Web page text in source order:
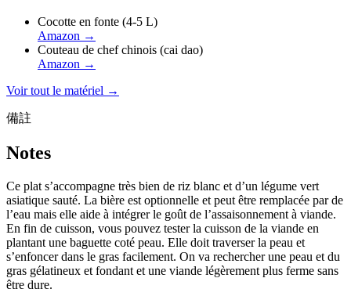
Cocotte en fonte (4-5 L)
Amazon →
Couteau de chef chinois (cai dao)
Amazon →
Voir tout le matériel →
備註
Notes
Ce plat s’accompagne très bien de riz blanc et d’un légume vert
asiatique sauté. La bière est optionnelle et peut être remplacée par de
l’eau mais elle aide à intégrer le goût de l’assaisonnement à viande.
En fin de cuisson, vous pouvez tester la cuisson de la viande en
plantant une baguette coté peau. Elle doit traverser la peau et
s’enfoncer dans le gras facilement. On va rechercher une peau et du
gras gélatineux et fondant et une viande légèrement plus ferme sans
être dure.